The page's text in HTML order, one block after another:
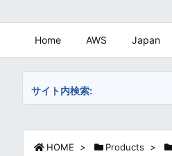
Home AWS Japan
サイト内検索:
HOME > Products >